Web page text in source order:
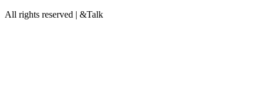
All rights reserved | &Talk